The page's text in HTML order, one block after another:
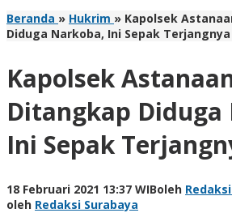
Beranda » Hukrim » Kapolsek
Diduga Narkoba, Ini Sepak Terjangnya
Kapolsek
Ditangkap Diduga
Ini Sepak
18 Februari 2021 13:37 WIBoleh
oleh Redaksi Surabaya